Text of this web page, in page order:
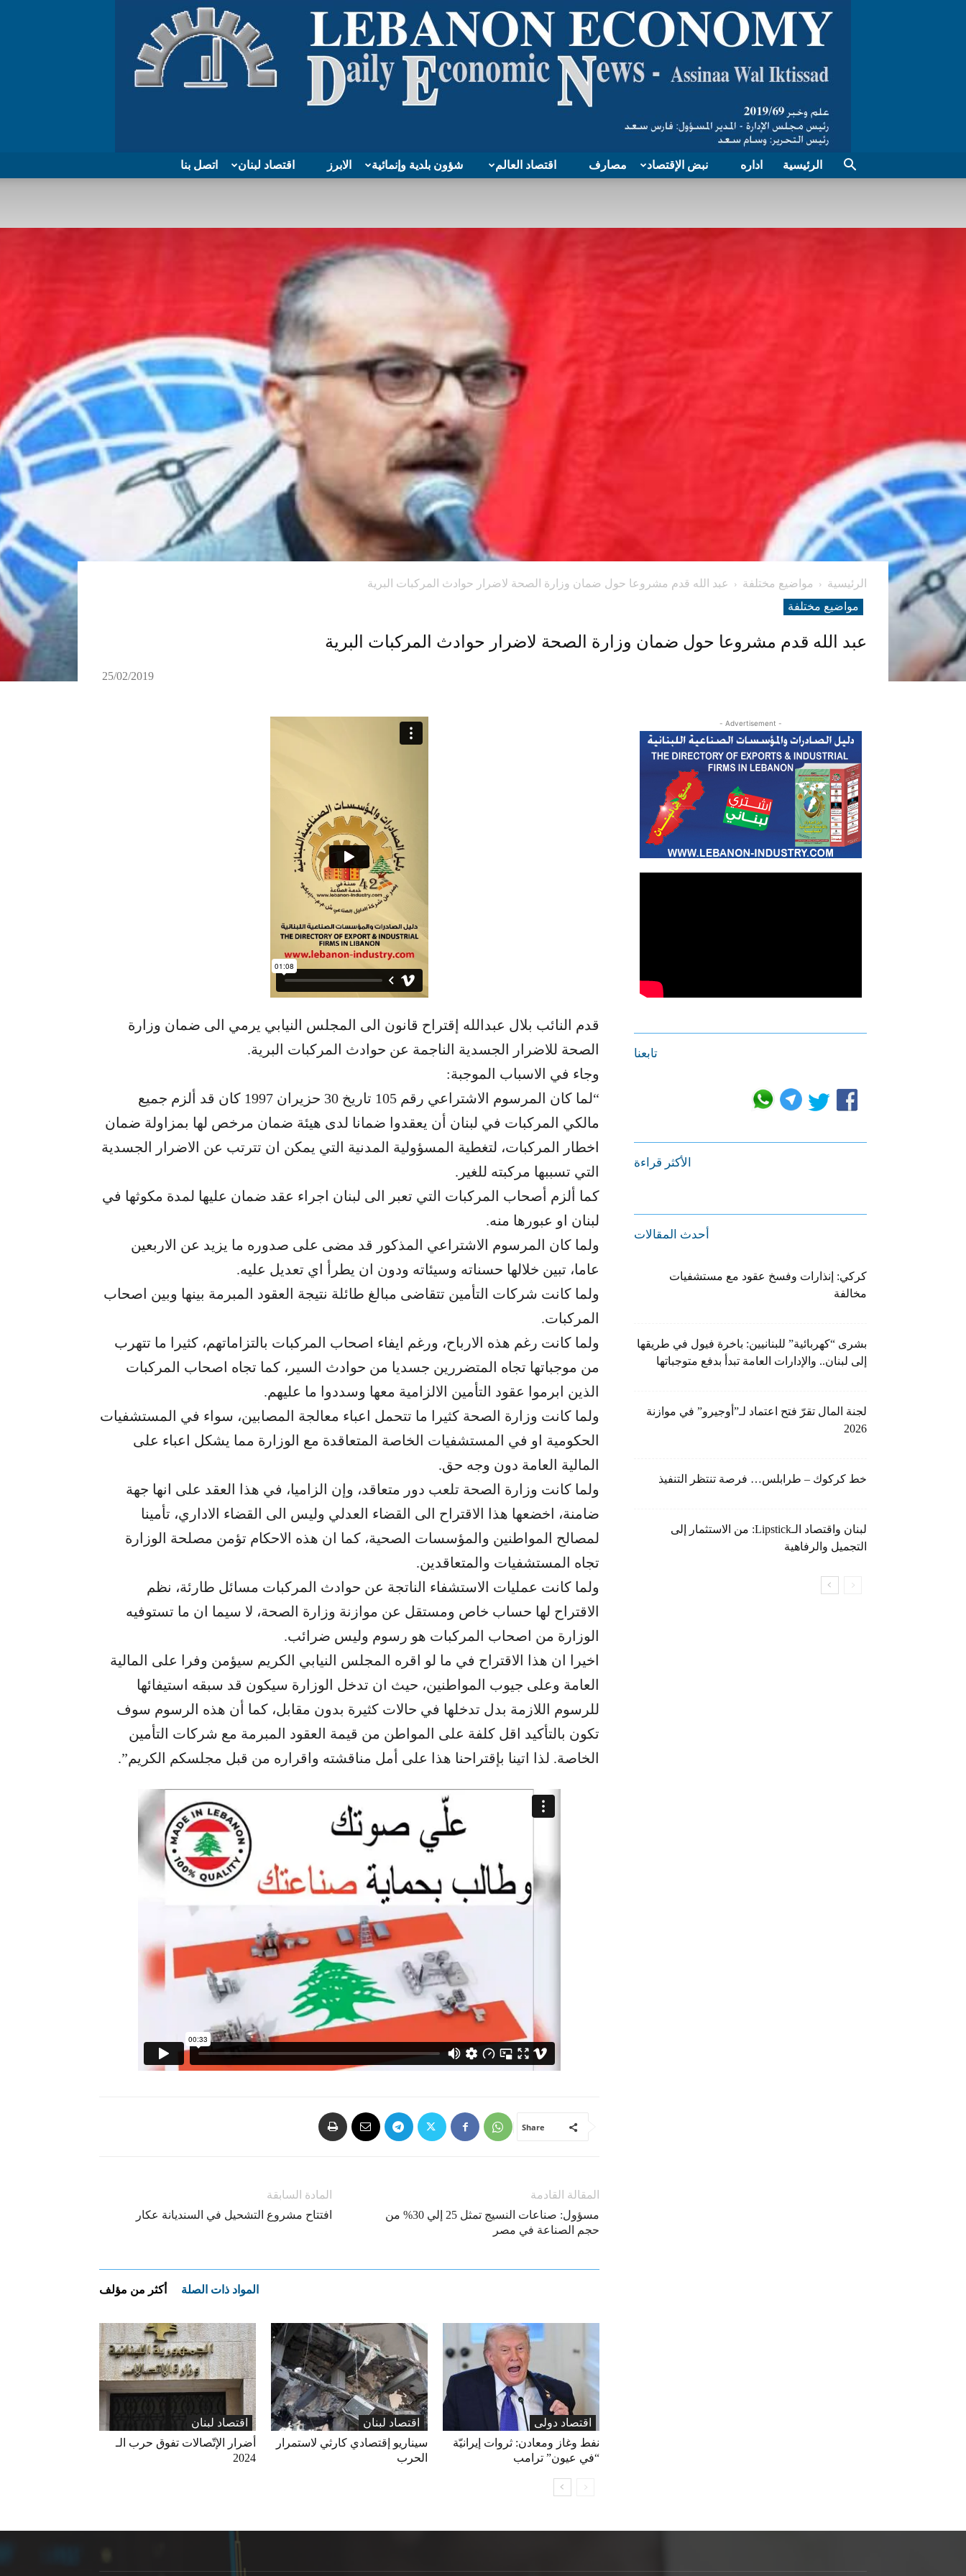
Economy
اتصل بنا اقتصاد لبنان الابرز شؤون بلدية وإنمائية اقتصاد العالم مصارف نبض الإقتصاد اداره الرئيسية
الرئيسية مواضيع مختلفة
عبد الله قدم مشروعا حول ضمان وزارة الصحة لاضرار حوادث المركبات البرية
مواضيع مختلفة
عبد الله قدم مشروعا حول ضمان وزارة الصحة لاضرار حوادث المركبات البرية
25/02/2019
قدم النائب بلال عبدالله إقتراح قانون الى المجلس النيابي يرمي الى ضمان وزارة
الصحة للاضرار الجسدية الناجمة عن حوادث المركبات البرية.
وجاء في الاسباب الموجبة:
“لما كان المرسوم الاشتراعي رقم 105 تاريخ 30 حزيران 1997 كان قد ألزم جميع
مالكي المركبات في لبنان أن يعقدوا ضمانا لدى هيئة ضمان مرخص لها بمزاولة ضمان
اخطار المركبات، لتغطية المسؤولية المدنية التي يمكن ان تترتب عن الاضرار الجسدية
التي تسببها مركبته للغير.
كما ألزم أصحاب المركبات التي تعبر الى لبنان اجراء عقد ضمان عليها لمدة مكوثها في
لبنان او عبورها منه.
ولما كان المرسوم الاشتراعي المذكور قد مضى على صدوره ما يزيد عن الاربعين
عاما، تبين خلالها حسناته وسيئاته ودون ان يطرأ اي تعديل عليه.
ولما كانت شركات التأمين تتقاضى مبالغ طائلة نتيجة العقود المبرمة بينها وبين اصحاب
المركبات.
ولما كانت رغم هذه الارباح، ورغم ايفاء اصحاب المركبات بالتزاماتهم، كثيرا ما تتهرب
من موجباتها تجاه المتضررين جسديا من حوادث السير، كما تجاه اصحاب المركبات
الذين ابرموا عقود التأمين الالزامية معها وسددوا ما عليهم.
ولما كانت وزارة الصحة كثيرا ما تتحمل اعباء معالجة المصابين، سواء في المستشفيات
الحكومية او في المستشفيات الخاصة المتعاقدة مع الوزارة مما يشكل اعباء على
المالية العامة دون وجه حق.
ولما كانت وزارة الصحة تلعب دور متعاقد، وإن الزاميا، في هذا العقد على انها جهة
ضامنة، اخضعها هذا الاقتراح الى القضاء العدلي وليس الى القضاء الاداري، تأمينا
لمصالح المواطنين والمؤسسات الصحية، كما ان هذه الاحكام تؤمن مصلحة الوزارة
تجاه المستشفيات والمتعاقدين.
ولما كانت عمليات الاستشفاء الناتجة عن حوادث المركبات مسائل طارئة، نظم
الاقتراح لها حساب خاص ومستقل عن موازنة وزارة الصحة، لا سيما ان ما تستوفيه
الوزارة من اصحاب المركبات هو رسوم وليس ضرائب.
اخيرا ان هذا الاقتراح في ما لو اقره المجلس النيابي الكريم سيؤمن وفرا على المالية
العامة وعلى جيوب المواطنين، حيث ان تدخل الوزارة سيكون قد سبقه استيفائها
للرسوم اللازمة بدل تدخلها في حالات كثيرة بدون مقابل، كما أن هذه الرسوم سوف
تكون بالتأكيد اقل كلفة على المواطن من قيمة العقود المبرمة مع شركات التأمين
الخاصة. لذا اتينا بإقتراحنا هذا على أمل مناقشته واقراره من قبل مجلسكم الكريم”.
Share
المادة السابقة
افتتاح مشروع التشحيل في السنديانة عكار
المقالة القادمة
مسؤول: صناعات النسيج تمثل 25 إلي 30% من
حجم الصناعة في مصر
المواد ذات الصلة أكثر من مؤلف
اقتصاد لبنان
أضرار الإتّصالات تفوق حرب الـ
2024
اقتصاد لبنان
سيناريو إقتصادي كارثي لاستمرار
الحرب
اقتصاد دولی
نفط وغاز ومعادن: ثروات إيرانيّة
“في عيون” ترامب
- Advertisement -
تابعنا
الأكثر قراءة
أحدث المقالات
كركي: إنذارات وفسخ عقود مع مستشفيات
مخالفة
بشرى “كهربائية” للبنانيين: باخرة فيول في طريقها
إلى لبنان.. والإدارات العامة تبدأ بدفع متوجباتها
لجنة المال تقرّ فتح اعتماد لـ”أوجيرو” في موازنة
2026
خط كركوك – طرابلس… فرصة تنتظر التنفيذ
لبنان واقتصاد الـLipstick: من الاستثمار إلى
التجميل والرفاهية